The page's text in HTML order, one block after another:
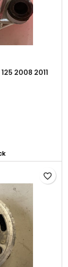
2008 2011
favorite_border